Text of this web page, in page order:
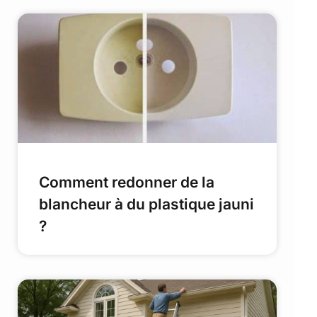
Comment redonner de la
blancheur à du plastique jauni
?